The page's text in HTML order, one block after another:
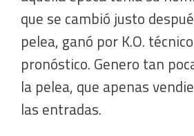
que se cambió justo
pelea, ganó por K.O.
pronóstico. Genero tan
la pelea, que apenas
las entradas.